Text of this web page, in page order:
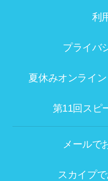
利
プライバ
夏休みオンライ
第11回スピ
メールで
スカイプ